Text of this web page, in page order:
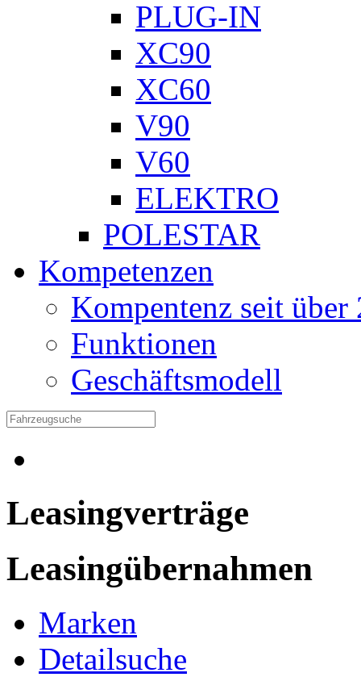
PLUG-IN
XC90
XC60
V90
V60
ELEKTRO
POLESTAR
Kompetenzen
Kompentenz seit über
Funktionen
Geschäftsmodell
Leasingverträge
Leasingübernahmen
Marken
Detailsuche